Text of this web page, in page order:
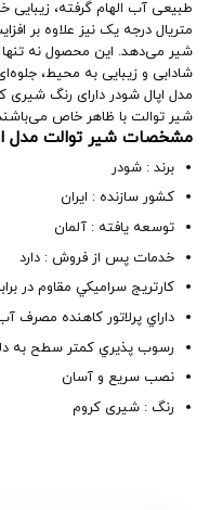
طبیعی آب الهام گرفته،
متریال درجه یک نیز علاوه بر
شیر می‌دهد. این محصول نه تنها
شادابی و زیبایی به محیط،
مدل اپال شودر دارای رنگ شیری
شیر توالت با ظاهر خاص
مشخصات شیر توالت مدل
برند : شودر
کشور سازنده : ایران
توسعه یافته : آلمان
خدمات پس از فروش : دارد
کارتريج سراميکي مقاوم در
داراي پرلاتور کاهنده مصرف
رسوب پذيري کمتر سطح به
​نصب سريع و آسان
رنگ : شیری کروم